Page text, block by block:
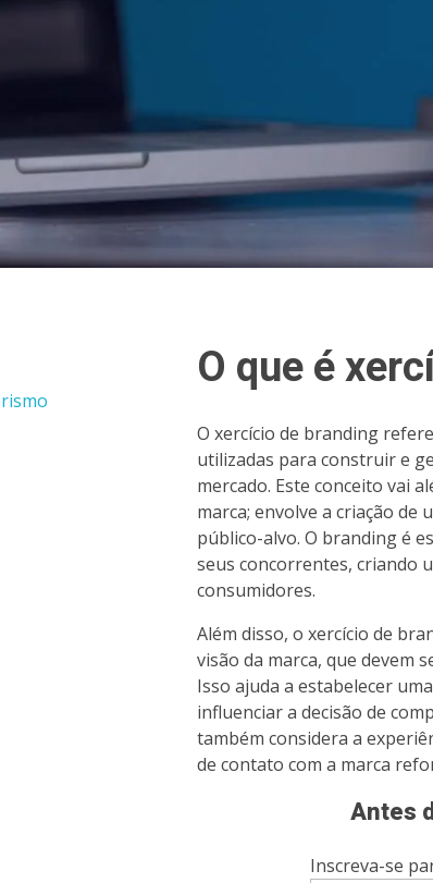
O que é
O xercício de branding
utilizadas para construir e
mercado. Este conceito vai
marca; envolve a criação de
público-alvo. O branding é
seus concorrentes, criando
consumidores.
Além disso, o xercício de
visão da marca, que devem
Isso ajuda a estabelecer
influenciar a decisão de
também considera a
de contato com a marca
Antes
Inscreva-se